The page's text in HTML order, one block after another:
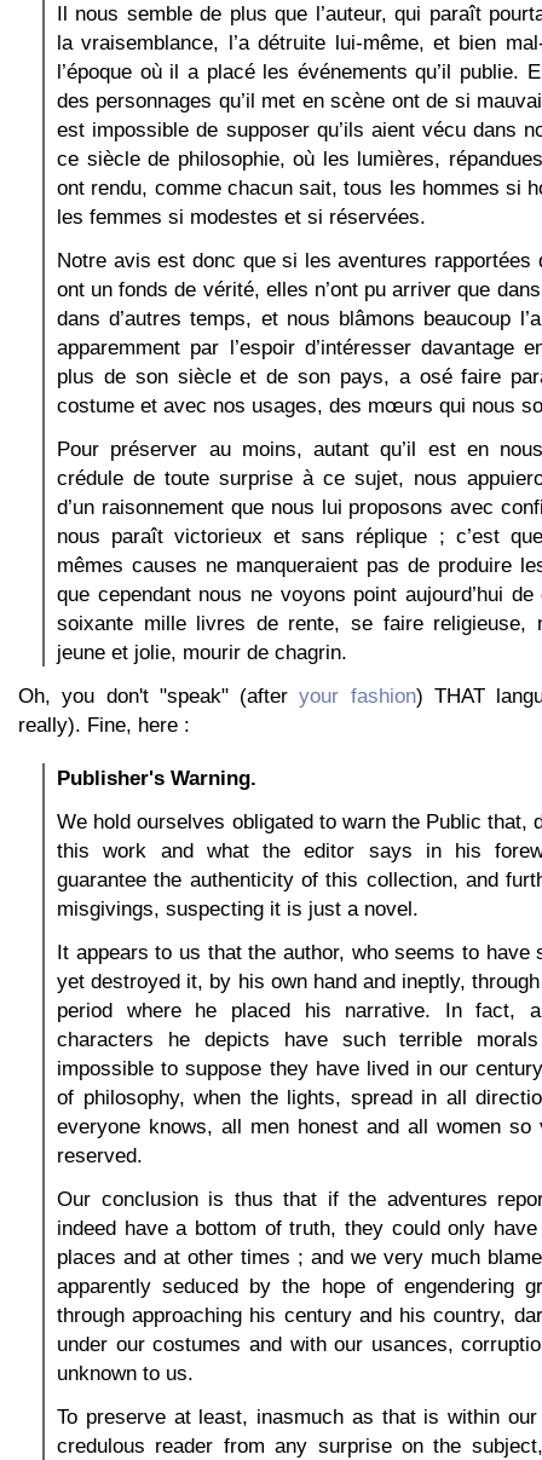
Il nous semble de plus que l’auteur, qui paraît
la vraisemblance, l’a détruite lui-même, et bien
l’époque où il a placé les événements qu’il publie.
des personnages qu’il met en scène ont de si
est impossible de supposer qu’ils aient vécu dans
ce siècle de philosophie, où les lumières,
ont rendu, comme chacun sait, tous les hommes si
les femmes si modestes et si réservées.
Notre avis est donc que si les aventures rapportées
ont un fonds de vérité, elles n’ont pu arriver que
dans d’autres temps, et nous blâmons beaucoup
apparemment par l’espoir d’intéresser davantage
plus de son siècle et de son pays, a osé faire
costume et avec nos usages, des mœurs qui nous
Pour préserver au moins, autant qu’il est en
crédule de toute surprise à ce sujet, nous
d’un raisonnement que nous lui proposons avec
nous paraît victorieux et sans réplique ; c’est
mêmes causes ne manqueraient pas de produire
que cependant nous ne voyons point aujourd’hui
soixante mille livres de rente, se faire religieuse,
jeune et jolie, mourir de chagrin.
Oh, you don't "speak" (afteryour fashion) THAT
really). Fine, here :
Publisher's Warning.
We hold ourselves obligated to warn the Public that,
this work and what the editor says in his
guarantee the authenticity of this collection, and
misgivings, suspecting it is just a novel.
It appears to us that the author, who seems to have
yet destroyed it, by his own hand and ineptly,
period where he placed his narrative. In fact,
characters he depicts have such terrible
impossible to suppose they have lived in our
of philosophy, when the lights, spread in all
everyone knows, all men honest and all women so
reserved.
Our conclusion is thus that if the adventures
indeed have a bottom of truth, they could only
places and at other times ; and we very much
apparently seduced by the hope of engendering
through approaching his century and his country,
under our costumes and with our usances,
unknown to us.
To preserve at least, inasmuch as that is within
credulous reader from any surprise on the